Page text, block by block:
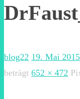
blog22 19. Mai 2015
beträgt 652 × 472